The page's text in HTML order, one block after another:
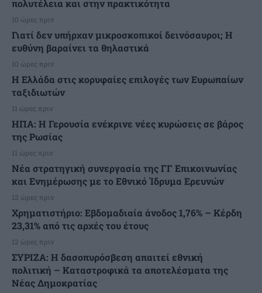
πολυτέλεια και στην πρακτικότητα
10 ώρες πριν
Γιατί δεν υπήρχαν μικροσκοπικοί δεινόσαυροι; Η
ευθύνη βαραίνει τα θηλαστικά
10 ώρες πριν
Η Ελλάδα στις κορυφαίες επιλογές των Ευρωπαίων
ταξιδιωτών
11 ώρες πριν
ΗΠΑ: Η Γερουσία ενέκρινε νέες κυρώσεις σε βάρος
της Ρωσίας
11 ώρες πριν
Νέα στρατηγική συνεργασία της ΓΓ Επικοινωνίας
και Ενημέρωσης με το Εθνικό Ίδρυμα Ερευνών
12 ώρες πριν
Χρηματιστήριο: Εβδομαδιαία άνοδος 1,76% – Κέρδη
23,31% από τις αρχές του έτους
12 ώρες πριν
ΣΥΡΙΖΑ: Η δασοπυρόσβεση απαιτεί εθνική
πολιτική – Καταστροφικά τα αποτελέσματα της
Νέας Δημοκρατίας